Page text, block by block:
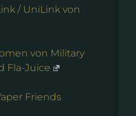
/ UniLink von
von Military
Fla-Juice
Friends